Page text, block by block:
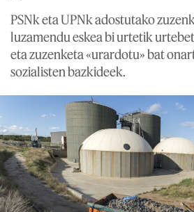
PSNk eta UPNk adostutako
luzamendu eskea bi urtetik
eta zuzenketa «urardotu» bat
sozialisten bazkideek.